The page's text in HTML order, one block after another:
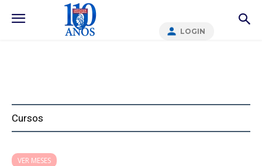
LOGIN
Cursos
VER MESES